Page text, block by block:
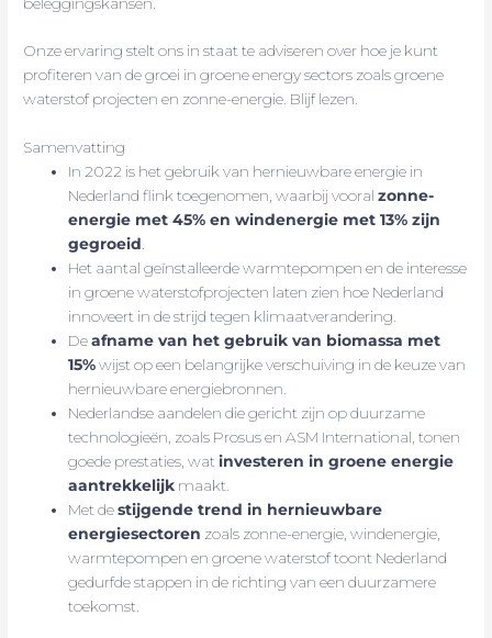
Onze ervaring stelt ons in staat te adviseren over hoe je kunt
profiteren van de groei in groene energy sectors zoals groene
waterstof projecten en zonne-energie. Blijf lezen.
Samenvatting
In 2022 is het gebruik van hernieuwbare energie in
Nederland flink toegenomen, waarbij vooralzonne-
energie met 45% en windenergie met 13% zijn
gegroeid.
Het aantal geïnstalleerde warmtepompen en de interesse
in groene waterstofprojecten laten zien hoe Nederland
innoveert in de strijd tegen klimaatverandering.
Deafname van het gebruik van biomassa met
15%wijst op een belangrijke verschuiving in de keuze van
hernieuwbare energiebronnen.
Nederlandse aandelen die gericht zijn op duurzame
technologieën, zoals Prosus en ASM International, tonen
goede prestaties, watinvesteren in groene energie
aantrekkelijk maakt.
Met destijgende trend in hernieuwbare
energiesectoren zoals zonne-energie, windenergie,
warmtepompen en groene waterstof toont Nederland
gedurfde stappen in de richting van een duurzamere
toekomst.